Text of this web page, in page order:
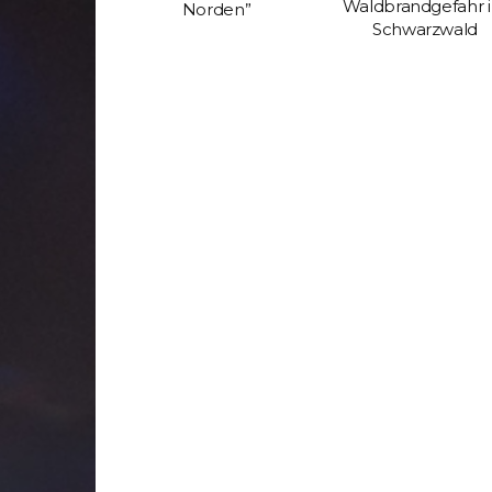
Norden”
Waldbrandgefahr
Schwarzwald